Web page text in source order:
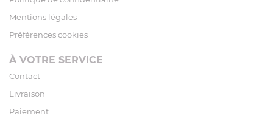
Mentions légales
Préférences cookies
À VOTRE SERVICE
Contact
Livraison
Paiement